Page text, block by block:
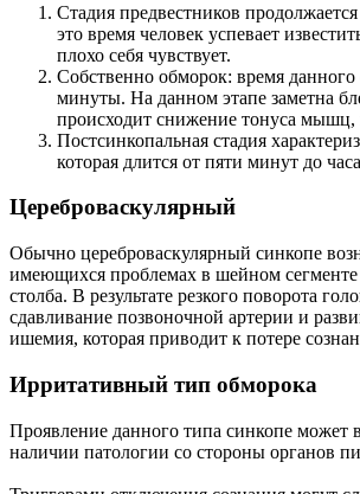
Стадия предвестников
это время человек успевает
плохо себя чувствует.
Собственно обморок: время данного
минуты. На данном этапе заметна
происходит снижение тонуса
Постсинкопальная стадия
которая длится от пяти минут до
Цереброваскулярный
Обычно цереброваскулярный синкопе
имеющихся проблемах в шейном сегменте
столба. В результате резкого поворота
сдавливание позвоночной артерии и
ишемия, которая приводит к потере
Ирритативный тип обморока
Проявление данного типа синкопе может
наличии патологии со стороны органов